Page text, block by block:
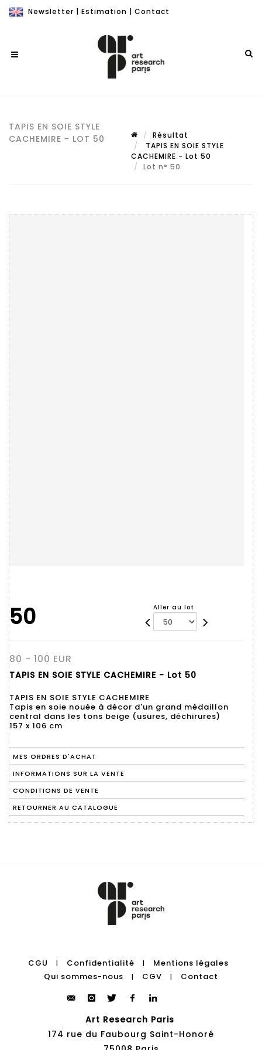
Newsletter | Estimation | Contact
TAPIS EN SOIE STYLE
CACHEMIRE - LOT 50
Résultat
TAPIS EN SOIE STYLE
CACHEMIRE - Lot 50
Lot n° 50
50 Aller au lot
80 - 100 EUR
TAPIS EN SOIE STYLE CACHEMIRE - Lot 50
TAPIS EN SOIE STYLE CACHEMIRE
Tapis en soie nouée à décor d'un grand médaillon
central dans les tons beige (usures, déchirures)
157 x 106 cm
MES ORDRES D'ACHAT
INFORMATIONS SUR LA VENTE
CONDITIONS DE VENTE
RETOURNER AU CATALOGUE
CGU | Confidentialité |
Mentions légales
Qui sommes-nous
| CGV | Contact
Art Research Paris
174 rue du Faubourg Saint-Honoré